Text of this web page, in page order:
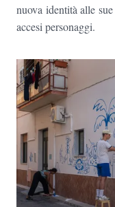
nuova identità alle
accesi personaggi.